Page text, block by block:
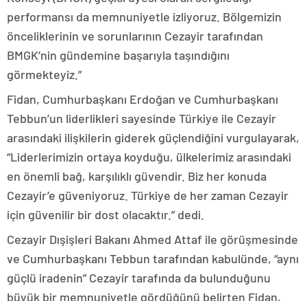
performansı da memnuniyetle izliyoruz. Bölgemizin
önceliklerinin ve sorunlarının Cezayir tarafından
BMGK’nin gündemine başarıyla taşındığını
görmekteyiz.”
Fidan, Cumhurbaşkanı Erdoğan ve Cumhurbaşkanı
Tebbun’un liderlikleri sayesinde Türkiye ile Cezayir
arasındaki ilişkilerin giderek güçlendiğini vurgulayarak,
“Liderlerimizin ortaya koyduğu, ülkelerimiz arasındaki
en önemli bağ, karşılıklı güvendir. Biz her konuda
Cezayir’e güveniyoruz. Türkiye de her zaman Cezayir
için güvenilir bir dost olacaktır.” dedi.
Cezayir Dışişleri Bakanı Ahmed Attaf ile görüşmesinde
ve Cumhurbaşkanı Tebbun tarafından kabulünde, “aynı
güçlü iradenin” Cezayir tarafında da bulunduğunu
büyük bir memnuniyetle gördüğünü belirten Fidan,